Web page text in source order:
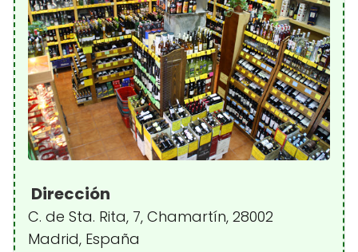
Dirección
C. de Sta. Rita, 7, Chamartín, 28002
Madrid, España